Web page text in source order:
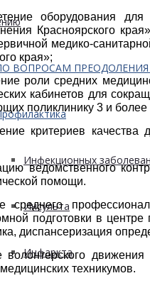
ВОПРОСАМ
Инфекционных
Инсульта
Инфаркта
оборудования
Красноярского
медико-санитарно
края»;
роли средних
кабинетов для
поликлинику 3 и более
критериев качества
ведомственного
помощи.
среднего
подготовки в
диспансеризация
волонтерского
техникумов.